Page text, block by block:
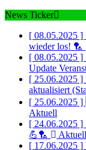
News Ticker
[ 08.05.2025 ]
wieder los! 🏸
[ 08.05.2025 ]
Update
[ 25.06.2025 ]
aktualisiert
[ 25.06.2025 ]
Aktuell
[ 24.06.2025 ]
💪🏸
Aktuell
[ 17.06.2025 ]